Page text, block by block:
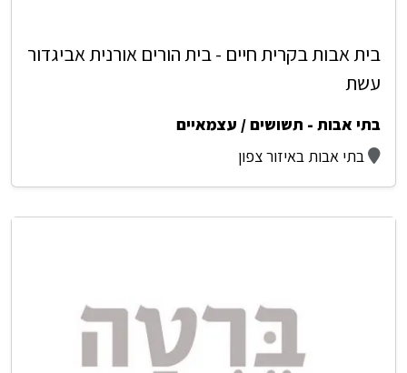
בית אבות בקרית חיים - בית הורים אורנית אביגדור
עשת
בתי אבות - תשושים / עצמאיים
בתי אבות באיזור צפון